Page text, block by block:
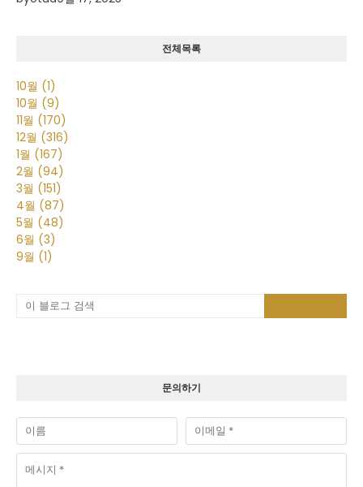
전체목록
10월 (1)
10월 (9)
11월 (170)
12월 (316)
1월 (167)
2월 (94)
3월 (151)
4월 (87)
5월 (48)
6월 (3)
9월 (1)
문의하기